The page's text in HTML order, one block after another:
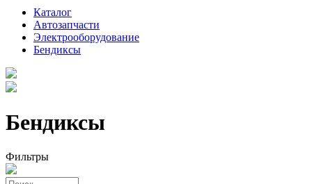
Каталог
Автозапчасти
Электрооборудование
Бендиксы
Бендиксы
Фильтры